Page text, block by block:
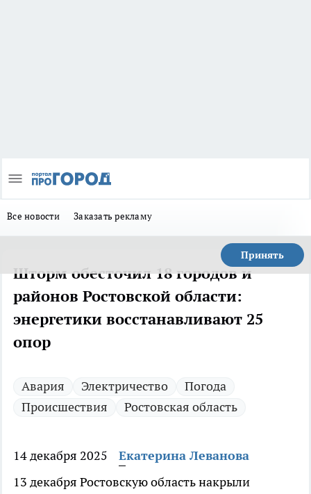
Все новости Заказать рекламу
Принять
Шторм обесточил 18 городов и
районов Ростовской области:
энергетики восстанавливают 25
опор
Авария Электричество
Погода
Происшествия
Ростовская область
14 декабря 2025
Екатерина Леванова
13 декабря Ростовскую область накрыли